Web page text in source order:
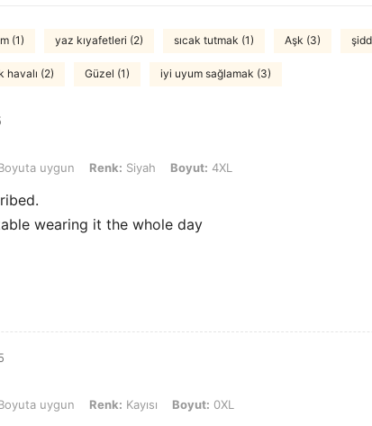
(1) yaz kıyafetleri (2) sıcak tutmak (1) Aşk (3)
havalı (2) Güzel (1) iyi uyum sağlamak (3)
uygun, Renk: Siyah, Boyut: 4XL
uygun Renk: Siyah Boyut: 4XL
wearing it the whole day
uygun, Renk: Kayısı, Boyut: 0XL
uygun Renk: Kayısı Boyut: 0XL